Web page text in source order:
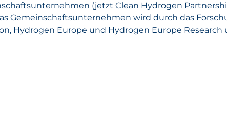
(jetzt Clean Hydrogen
Gemeinschaftsunternehmen wird durch das
Hydrogen Europe und Hydrogen Europe